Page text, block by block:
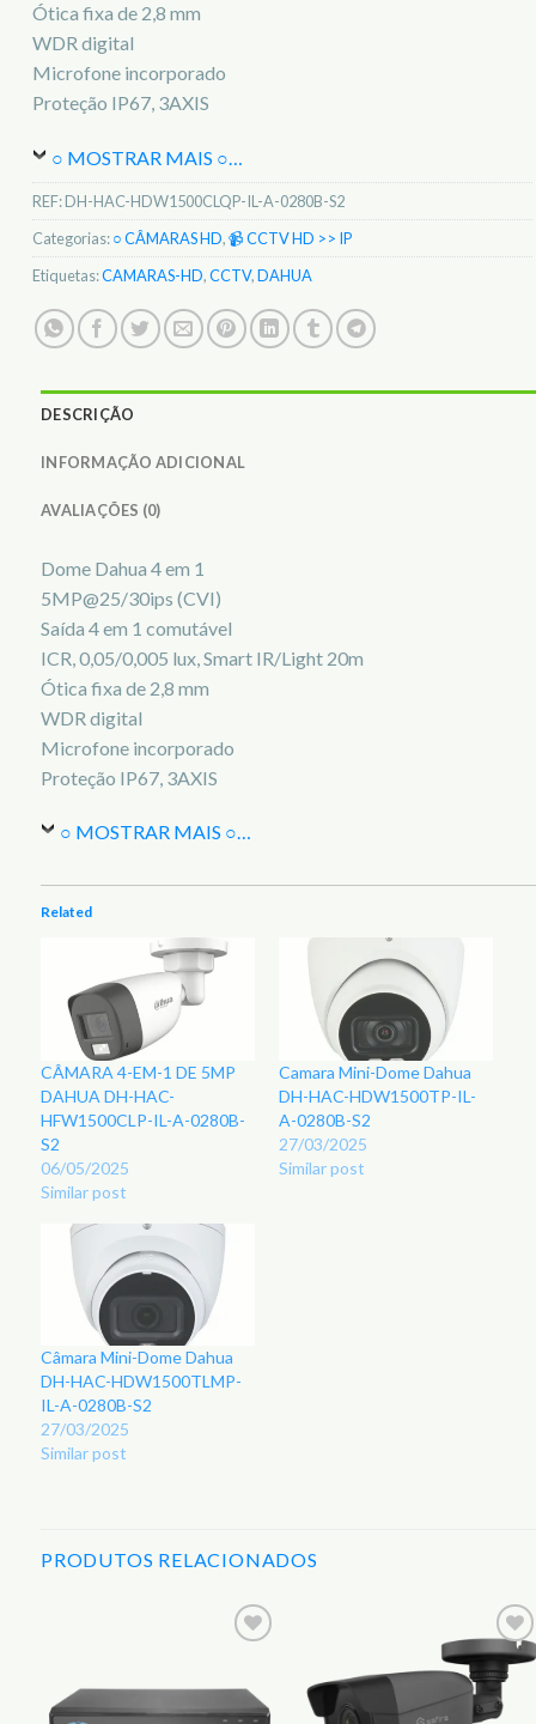
Ótica fixa de 2,8 mm
WDR digital
Microfone incorporado
Proteção IP67, 3AXIS
○ MOSTRAR MAIS ○…
REF:DH-HAC-HDW1500CLQP-IL-A-0280B-S2
Categorias:○ CÂMARAS HD,📹 CCTV HD >> IP
Etiquetas:CAMARAS-HD,CCTV,DAHUA
DESCRIÇÃO
INFORMAÇÃO ADICIONAL
AVALIAÇÕES (0)
Dome Dahua 4 em 1
5MP@25/30ips (CVI)
Saída 4 em 1 comutável
ICR, 0,05/0,005 lux, Smart IR/Light 20m
Ótica fixa de 2,8 mm
WDR digital
Microfone incorporado
Proteção IP67, 3AXIS
○ MOSTRAR MAIS ○…
Related
CÂMARA 4-EM-1 DE 5MP
DAHUA DH-HAC-
HFW1500CLP-IL-A-0280B-
S2
06/05/2025
Similar post
Camara Mini-Dome Dahua
DH-HAC-HDW1500TP-IL-
A-0280B-S2
27/03/2025
Similar post
Câmara Mini-Dome Dahua
DH-HAC-HDW1500TLMP-
IL-A-0280B-S2
27/03/2025
Similar post
PRODUTOS RELACIONADOS